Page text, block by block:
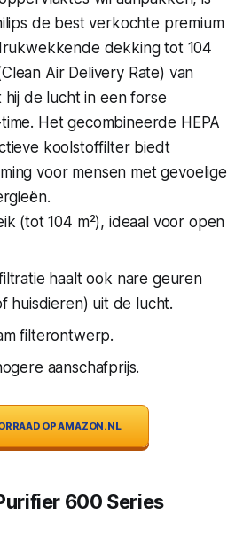
de best verkochte premium
dekking tot 104
Air Delivery Rate) van
de lucht in een forse
Het gecombineerde HEPA
koolstoffilter biedt
voor mensen met gevoelige
(tot 104 m²), ideaal voor open
haalt ook nare geuren
huisdieren) uit de lucht.
filterontwerp.
aanschafprijs.
OP AMAZON.NL
600 Series